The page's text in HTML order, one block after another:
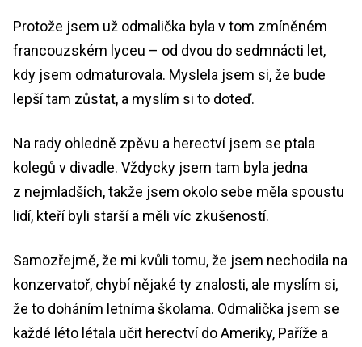
Protože jsem už odmalička byla v tom zmíněném
francouzském lyceu – od dvou do sedmnácti let,
kdy jsem odmaturovala. Myslela jsem si, že bude
lepší tam zůstat, a myslím si to doteď.
Na rady ohledně zpěvu a herectví jsem se ptala
kolegů v divadle. Vždycky jsem tam byla jedna
z nejmladších, takže jsem okolo sebe měla spoustu
lidí, kteří byli starší a měli víc zkušeností.
Samozřejmě, že mi kvůli tomu, že jsem nechodila na
konzervatoř, chybí nějaké ty znalosti, ale myslím si,
že to doháním letníma školama. Odmalička jsem se
každé léto létala učit herectví do Ameriky, Paříže a